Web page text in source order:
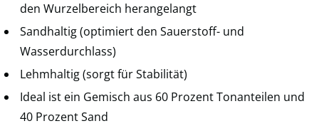
den Wurzelbereich herangelangt
Sandhaltig (optimiert den Sauerstoff- und
Wasserdurchlass)
Lehmhaltig (sorgt für Stabilität)
Ideal ist ein Gemisch aus 60 Prozent Tonanteilen und
40 Prozent Sand